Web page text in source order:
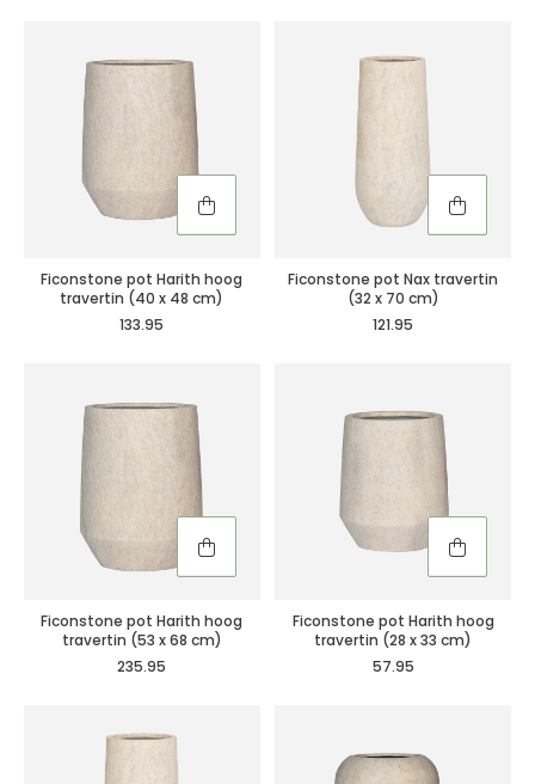
Ficonstone pot Harith hoog
travertin (40 x 48 cm)
133.95
Ficonstone pot Nax travertin
(32 x 70 cm)
121.95
Ficonstone pot Harith hoog
travertin (53 x 68 cm)
235.95
Ficonstone pot Harith hoog
travertin (28 x 33 cm)
57.95